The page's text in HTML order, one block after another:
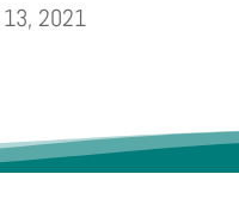
13, 2021